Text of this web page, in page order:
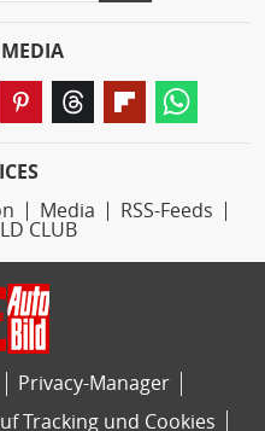
Media
RSS-Feeds
CLUB
Privacy-Manager
Tracking und Cookies